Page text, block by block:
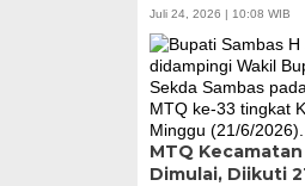
Juli 24, 2026 | 10:08 WIB
MTQ
Dimulai, Diikuti